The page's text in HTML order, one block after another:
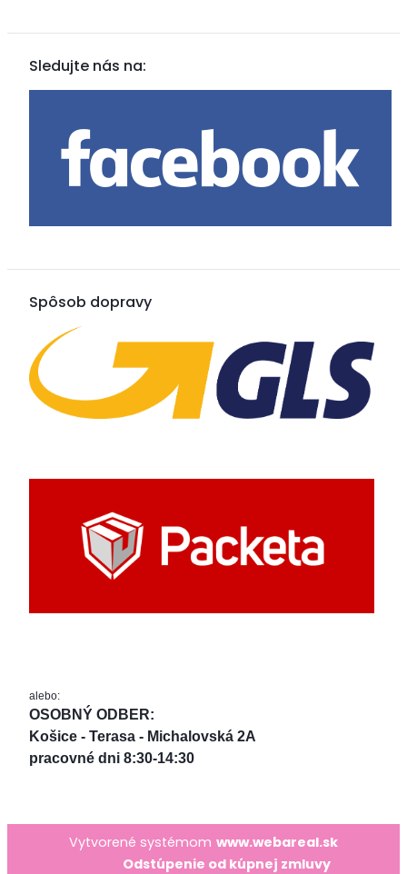
Sledujte nás na:
Spôsob dopravy
alebo:
OSOBNÝ ODBER:
Košice - Terasa - Michalovská 2A
pracovné dni 8:30-14:30
Vytvorené systémom www.webareal.sk
Odstúpenie od kúpnej zmluvy